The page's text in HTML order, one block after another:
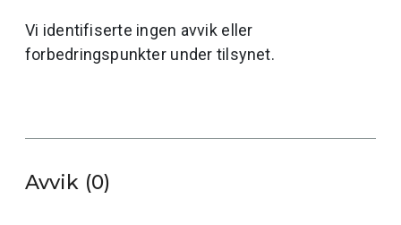
Vi identifiserte ingen avvik eller
forbedringspunkter under tilsynet.
Avvik (0)